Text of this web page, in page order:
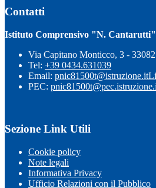
Contatti
Istituto Comprensivo "N. Cantarutti"
Via Capitano Monticco, 3 -
Tel: +39 0434.631039
Email: pnic81500t@istruzione.it
PEC:
Sezione Link Utili
Cookie policy
Note legali
Informativa Privacy
Ufficio Relazioni con il Pubblico